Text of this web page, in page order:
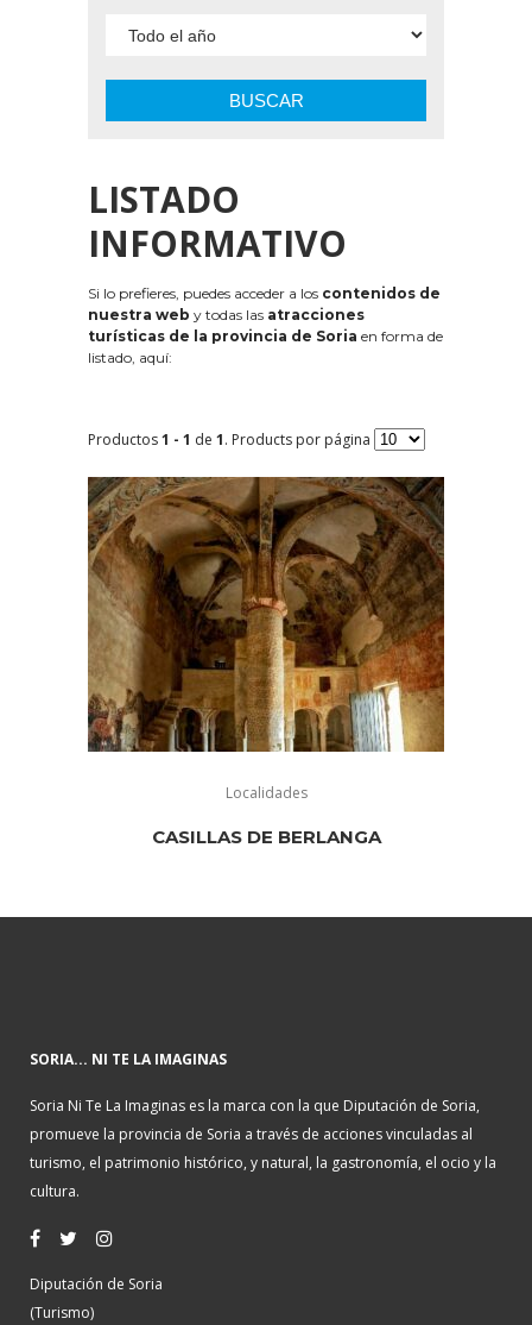
BUSCAR
LISTADO
INFORMATIVO
Si lo prefieres, puedes acceder a los contenidos de
nuestra web y todas las atracciones
turísticas de la provincia de Soria en forma de
listado, aquí:
Productos1 - 1 de 1. Products por página
Localidades
CASILLAS DE BERLANGA
SORIA... NI TE LA IMAGINAS
Soria Ni Te La Imaginas es la marca con la que Diputación de Soria,
promueve la provincia de Soria a través de acciones vinculadas al
turismo, el patrimonio histórico, y natural, la gastronomía, el ocio y la
cultura.
Diputación de Soria
(Turismo)